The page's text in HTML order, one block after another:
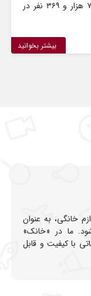
ساختمان نشان می‌دهد که یک میلیون و ۷۳۴ هزار و ۳۶۹ نفر در
بیشتر بخوانید
خانگی، به عنوان
ما در «خانک»
با کیفیت و قابل